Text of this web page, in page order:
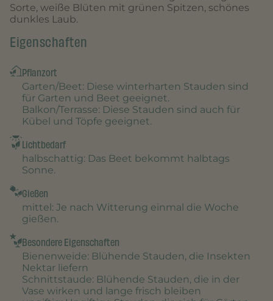
Sorte, weiße Blüten mit grünen Spitzen, schönes
dunkles Laub.
Eigenschaften
Pflanzort
Garten/Beet: Diese winterharten Stauden sind
für Garten und Beet geeignet.
Balkon/Terrasse: Diese Stauden sind auch für
Kübel und Töpfe geeignet.
Lichtbedarf
halbschattig: Das Beet bekommt halbtags
Sonne.
Gießen
mittel: Je nach Witterung einmal die Woche
gießen.
Besondere Eigenschaften
Bienenweide: Blühende Stauden, die Insekten
Nektar liefern
Schnittstaude: Blühende Stauden, die in der
Vase wirken und lange frisch bleiben